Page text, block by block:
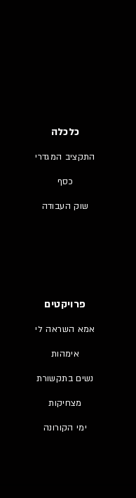
כלכלה
התקציב המגדרי
כסף
שוק העבודה
פרויקטים
אמא השראה לי
אימהות
נשים בתקשורת
מצחיקות
ימי הקורונה